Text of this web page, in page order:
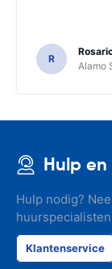
R
Alamo
Hulp
Hulp nodig?
Klantenservice